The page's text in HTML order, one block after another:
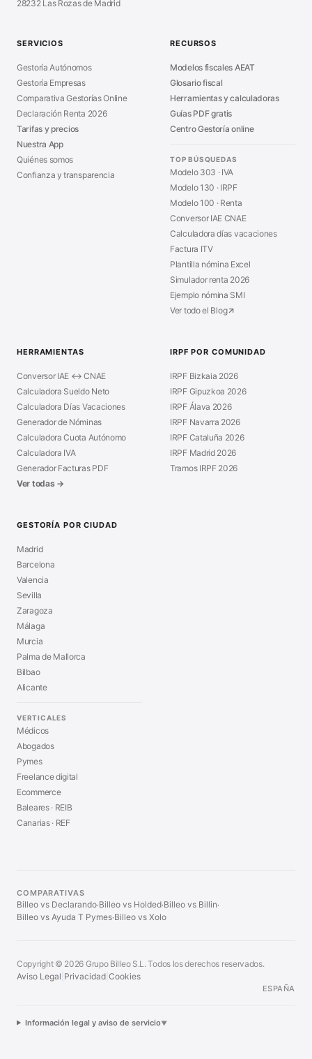
■Sanciones Hacienda
■Asesoría en Madrid
28232 Las Rozas de Madrid
SERVICIOS
Gestoría Autónomos
Gestoría Empresas
Comparativa Gestorías Online
Declaración Renta 2026
Tarifas y precios
Nuestra App
Quiénes somos
Confianza y transparencia
RECURSOS
Modelos fiscales AEAT
Glosario fiscal
Herramientas y calculadoras
Guías PDF gratis
Centro Gestoría online
TOP BÚSQUEDAS
Modelo 303 · IVA
Modelo 130 · IRPF
Modelo 100 · Renta
Conversor IAE CNAE
Calculadora días vacaciones
Factura ITV
Plantilla nómina Excel
Simulador renta 2026
Ejemplo nómina SMI
Ver todo el Blog
HERRAMIENTAS
Conversor IAE ↔ CNAE
Calculadora Sueldo Neto
Calculadora Días Vacaciones
Generador de Nóminas
Calculadora Cuota Autónomo
Calculadora IVA
Generador Facturas PDF
Ver todas →
IRPF POR COMUNIDAD
IRPF Bizkaia 2026
IRPF Gipuzkoa 2026
IRPF Álava 2026
IRPF Navarra 2026
IRPF Cataluña 2026
IRPF Madrid 2026
Tramos IRPF 2026
GESTORÍA POR CIUDAD
Madrid
Barcelona
Valencia
Sevilla
Zaragoza
Málaga
Murcia
Palma de Mallorca
Bilbao
Alicante
VERTICALES
Médicos
Abogados
Pymes
Freelance digital
Ecommerce
Baleares · REIB
Canarias · REF
COMPARATIVAS
Billeo vs Declarando·Billeo vs Holded·Billeo vs Billin·
Billeo vs Ayuda T Pymes·Billeo vs Xolo
Copyright © 2026 Grupo Billeo S.L. Todos los derechos reservados.
Aviso Legal Privacidad Cookies
ESPAÑA
Información legal y aviso de servicio▼